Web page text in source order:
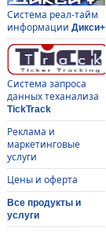
Система реал-тайм
информации Дикси+
Система запроса
данных теханализа
TickTrack
Реклама и
маркетинговые
услуги
Цены и оферта
Все продукты и
услуги